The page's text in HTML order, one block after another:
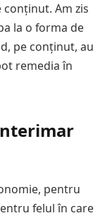
conținut. Am zis
la o forma de
pe conținut, au
remedia în
pentru
felul în care